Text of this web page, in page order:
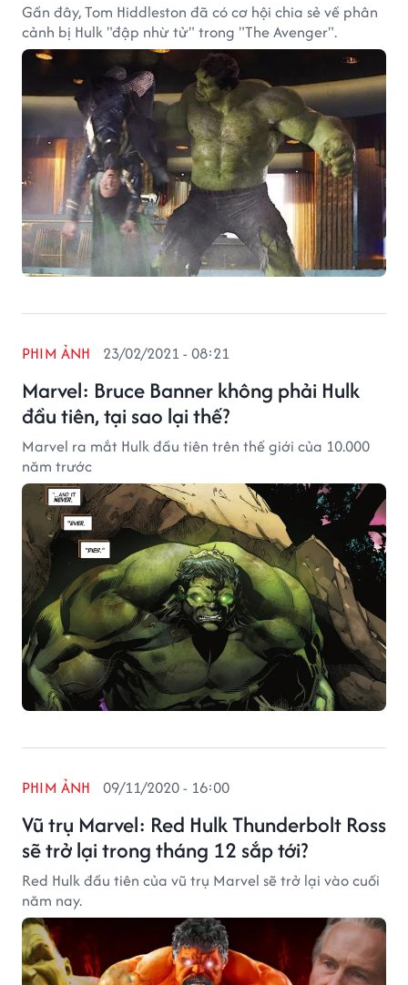
Gần đây, Tom Hiddleston đã có cơ hội chia sẻ về phân
cảnh bị Hulk "đập nhừ tử" trong "The Avenger".
Marvel: Bruce Banner không phải Hulk
đầu tiên, tại sao lại thế?
PHIM ẢNH 23/02/2021 - 08:21
Marvel ra mắt Hulk đầu tiên trên thế giới của 10.000
năm trước
Vũ trụ Marvel: Red Hulk Thunderbolt Ross
sẽ trở lại trong tháng 12 sắp tới?
PHIM ẢNH 09/11/2020 - 16:00
Red Hulk đầu tiên của vũ trụ Marvel sẽ trở lại vào cuối
năm nay.